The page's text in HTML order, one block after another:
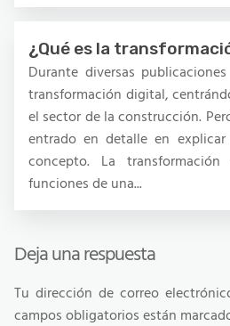
¿Qué es la
Durante diversas
transformación digital,
el sector de la construcción.
entrado en detalle en
concepto. La
funciones de una...
Deja una respuesta
Tu dirección de correo
campos obligatorios están